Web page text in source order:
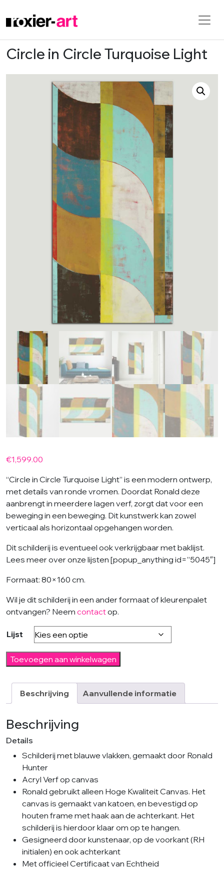
Skip to main content
Circle in Circle Turquoise Light
€1,599.00
“Circle in Circle Turquoise Light” is een modern ontwerp,
met details van ronde vromen. Doordat Ronald deze
aanbrengt in meerdere lagen verf, zorgt dat voor een
beweging in een beweging. Dit kunstwerk kan zowel
verticaal als horizontaal opgehangen worden.
Dit schilderij is eventueel ook verkrijgbaar met baklijst.
Lees meer over onze lijsten [popup_anything id=”5045″]
Formaat: 80×160 cm.
Wil je dit schilderij in een ander formaat of kleurenpalet
ontvangen? Neem contactop.
Lijst
Circle
in
Circle
Turquoise
Light
aantal
Toevoegen aan winkelwagen
Beschrijving Aanvullende informatie
Beschrijving
Details
Schilderij met blauwe vlakken, gemaakt door Ronald
Hunter
Acryl Verf op canvas
Ronald gebruikt alleen Hoge Kwaliteit Canvas. Het
canvas is gemaakt van katoen, en bevestigd op
houten frame met haak aan de achterkant. Het
schilderij is hierdoor klaar om op te hangen.
Gesigneerd door kunstenaar, op de voorkant (RH
initialen) en ook achterkant
Met officieel Certificaat van Echtheid